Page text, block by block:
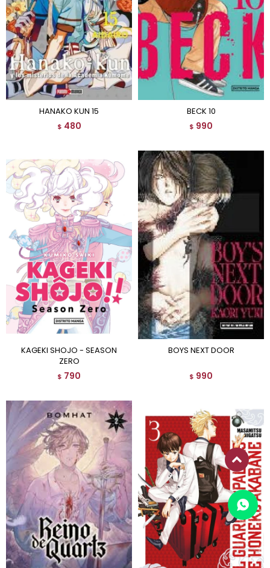
HANAKO KUN 15
$ 480
BECK 10
$ 990
KAGEKI SHOJO - SEASON
ZERO
$ 790
BOYS NEXT DOOR
$ 990